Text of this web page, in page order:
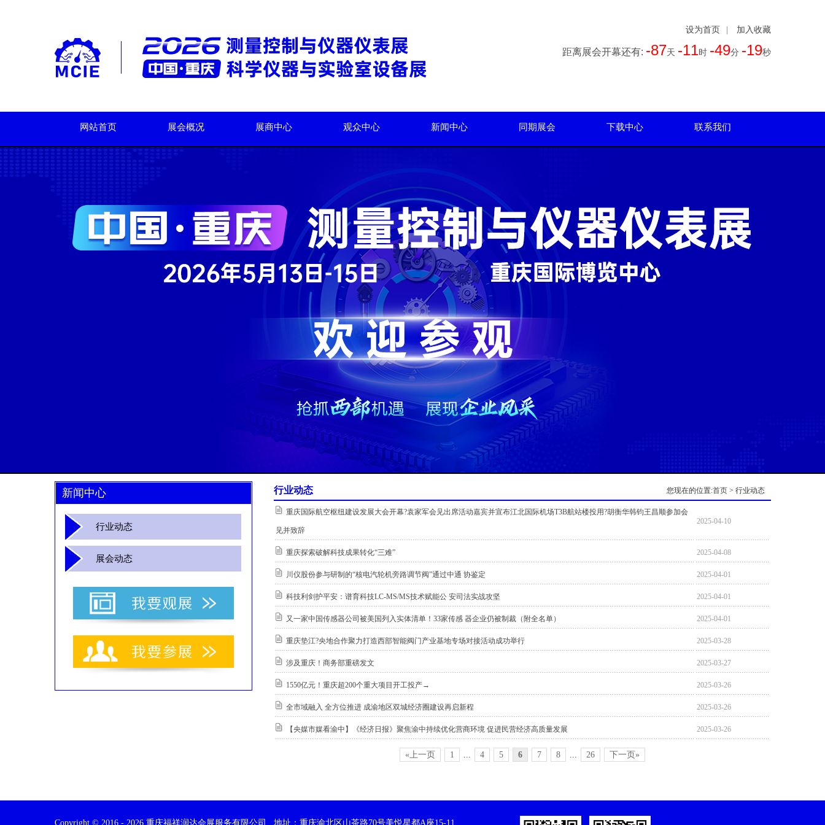
设为首页 加入收藏
距离展会开幕还有: -87天 -11时 -49分 -20秒
网站首页 展会概况 展商中心 观众中心 新闻中心 同期展会 下载中心 联系我们
新闻中心
行业动态
展会动态
行业动态 您现在的位置:首页> 行业动态
重庆国际航空枢纽建设发展大会开幕?袁家军会见出席活动嘉宾并宣布江北国际机场T3B航站楼投用?胡衡华韩钧王昌顺参加会
见并致辞
2025-04-10
重庆探索破解科技成果转化“三难” 2025-04-08
川仪股份参与研制的“核电汽轮机旁路调节阀”通过中通 协鉴定 2025-04-01
科技利剑护平安：谱育科技LC-MS/MS技术赋能公 安司法实战攻坚 2025-04-01
又一家中国传感器公司被美国列入实体清单！33家传感 器企业仍被制裁（附全名单） 2025-04-01
重庆垫江?央地合作聚力打造西部智能阀门产业基地专场对接活动成功举行 2025-03-28
涉及重庆！商务部重磅发文 2025-03-27
1550亿元！重庆超200个重大项目开工投产→ 2025-03-26
全市域融入 全方位推进 成渝地区双城经济圈建设再启新程 2025-03-26
【央媒市媒看渝中】《经济日报》聚焦渝中持续优化营商环境 促进民营经济高质量发展 2025-03-26
«上一页 1 ... 4 5 6 7 8 ... 26 下一页»
Copyright © 2016 - 2026 重庆福祥润达会展服务有限公司 地址：重庆渝北区山茶路70号美悦星都A座15-11